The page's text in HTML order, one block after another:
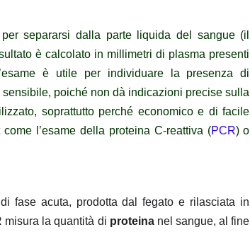
separarsi dalla parte liquida del sangue (il
è calcolato in millimetri di plasma presenti
è utile per individuare la presenza di
poiché non dà indicazioni precise sulla
soprattutto perché economico e di facile
l’esame della proteina C-reattiva (PCR) o
fase acuta, prodotta dal fegato e rilasciata in
misura la quantità di proteinanel sangue, al fine